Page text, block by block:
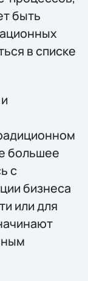
быть
в списке
большее
с
бизнеса
или для